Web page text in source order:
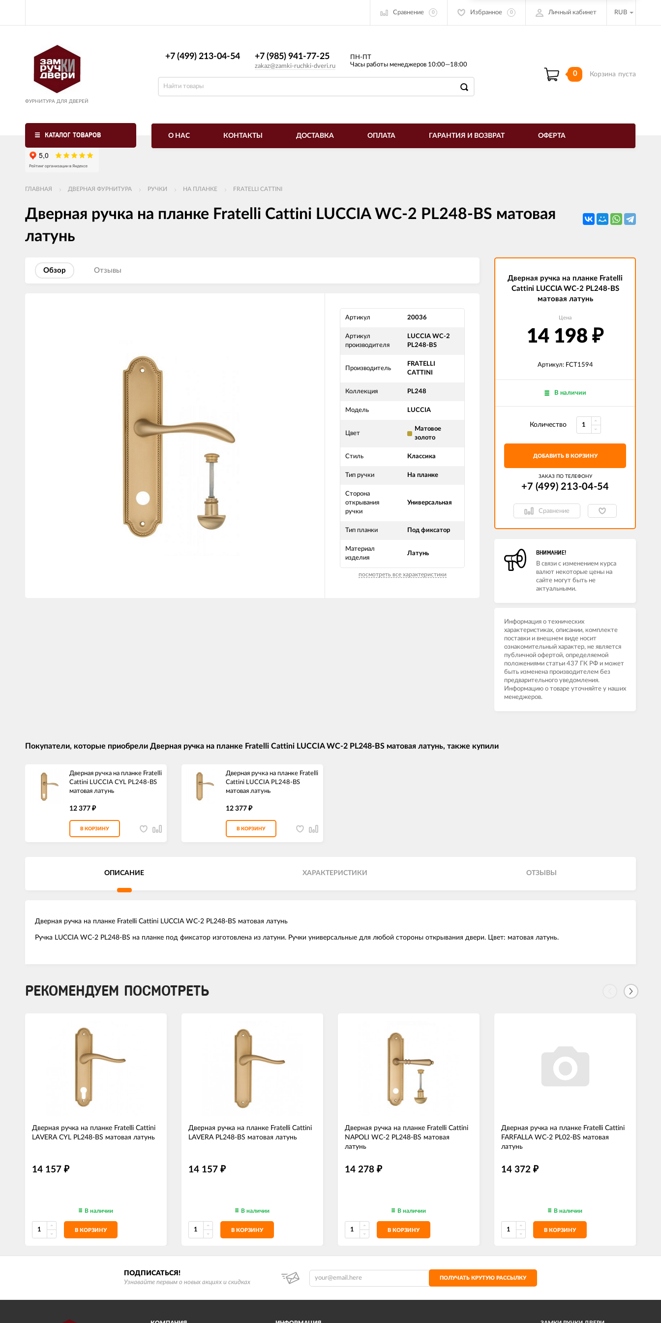
Сравнение 0 Избранное 0 Личный кабинет RUB
ФУРНИТУРА ДЛЯ ДВЕРЕЙ
+7 (499) 213-04-54​ +7 (985) 941-77-25
zakaz@zamki-ruchki-dveri.ru
ПН-ПТ
Часы работы менеджеров 10:00—18:00
0 Корзина пуста
КАТАЛОГ ТОВАРОВ О НАС КОНТАКТЫ ДОСТАВКА ОПЛАТА ГАРАНТИЯ И ВОЗВРАТ ОФЕРТА
ГЛАВНАЯ ДВЕРНАЯ ФУРНИТУРА РУЧКИ НА ПЛАНКЕ FRATELLI CATTINI
Дверная ручка на планке Fratelli Cattini LUCCIA WC-2 PL248-BS матовая
латунь
Обзор Отзывы
Артикул 20036
Артикул
производителя
LUCCIA WC-2
PL248-BS
Производитель
FRATELLI
CATTINI
Коллекция PL248
Модель LUCCIA
Цвет
Матовое
золото
Стиль Классика
Тип ручки На планке
Сторона
открывания
ручки
Универсальная
Тип планки Под фиксатор
Материал
изделия
Латунь
посмотреть все характеристики
Дверная ручка на планке Fratelli
Cattini LUCCIA WC-2 PL248-BS
матовая латунь
Цена
14 198 ₽
Артикул: FCT1594
В наличии
Количество
ДОБАВИТЬ В КОРЗИНУ
ЗАКАЗ ПО ТЕЛЕФОНУ
+7 (499) 213-04-54​
Сравнение
ВНИМАНИЕ!
В связи с изменением курса
валют некоторые цены на
сайте могут быть не
актуальными.
Информация о технических
характеристиках, описании, комплекте
поставки и внешнем виде носит
ознакомительный характер, не является
публичной офертой, определяемой
положениями статьи 437 ГК РФ и может
быть изменена производителем без
предварительного уведомления.
Информацию о товаре уточняйте у наших
менеджеров.
Покупатели, которые приобрели Дверная ручка на планке Fratelli Cattini LUCCIA WC-2 PL248-BS матовая латунь, также купили
Дверная ручка на планке Fratelli
Cattini LUCCIA CYL PL248-BS
матовая латунь
12 377 ₽
В КОРЗИНУ
Дверная ручка на планке Fratelli
Cattini LUCCIA PL248-BS
матовая латунь
12 377 ₽
В КОРЗИНУ
ОПИСАНИЕ ХАРАКТЕРИСТИКИ ОТЗЫВЫ
Дверная ручка на планке Fratelli Cattini LUCCIA WC-2 PL248-BS матовая латунь
Ручка LUCCIA WC-2 PL248-BS на планке под фиксатор изготовлена из латуни. Ручки универсальные для любой стороны открывания двери. Цвет: матовая латунь.
РЕКОМЕНДУЕМ ПОСМОТРЕТЬ
Дверная ручка на планке Fratelli Cattini
LAVERA CYL PL248-BS матовая латунь
14 157 ₽
В наличии
В КОРЗИНУ
Дверная ручка на планке Fratelli Cattini
LAVERA PL248-BS матовая латунь
14 157 ₽
В наличии
В КОРЗИНУ
Дверная ручка на планке Fratelli Cattini
NAPOLI WC-2 PL248-BS матовая
латунь
14 278 ₽
В наличии
В КОРЗИНУ
Дверная ручка на планке Fratelli Cattini
FARFALLA WC-2 PL02-BS матовая
латунь
14 372 ₽
В наличии
В КОРЗИНУ
ПОДПИСАТЬСЯ!
Узнавайте первым о новых акциях и скидках
ПОЛУЧАТЬ КРУТУЮ РАССЫЛКУ